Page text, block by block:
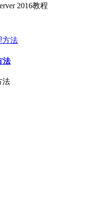
2016教程
法
法